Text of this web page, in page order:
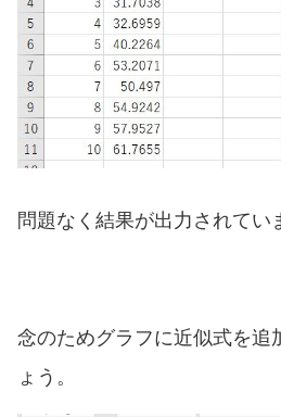
問題なく結果が出力されてい
念のためグラフに近似式を追
ょう。